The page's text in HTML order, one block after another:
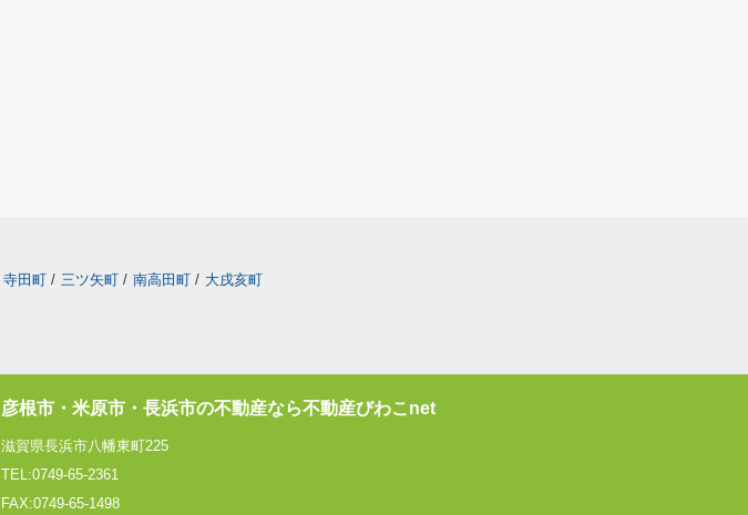
寺田町 / 三ツ矢町 / 南高田町 / 大戌亥町
彦根市・米原市・長浜市の不動産なら不動産びわこnet
滋賀県長浜市八幡東町225
TEL:0749-65-2361
FAX:0749-65-1498